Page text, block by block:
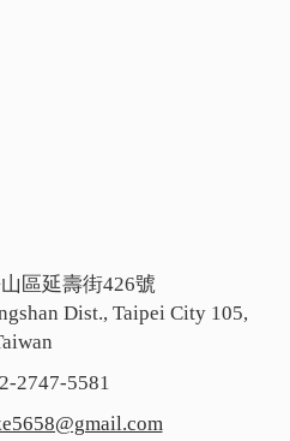
區延壽街426號
Dist., Taipei City 105,
2747-5581